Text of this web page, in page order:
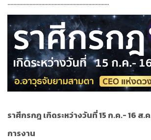
ราศีกรกฎ เกิดระหว่างวันที่ 15 ก.ค.- 16 ส.
การงาน